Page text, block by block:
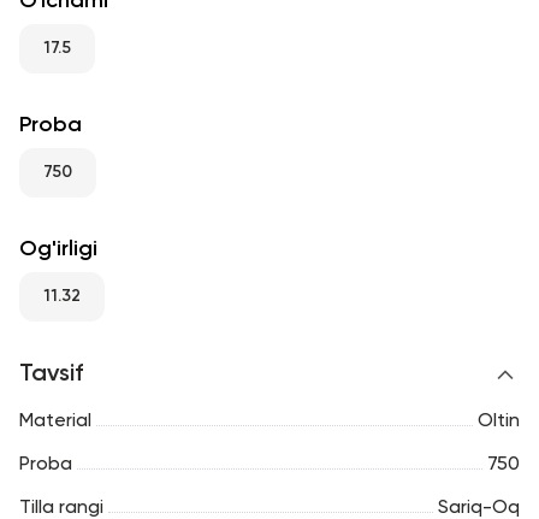
17.5
Proba
750
Og'irligi
11.32
Tavsif
Material Oltin
Proba 750
Tilla rangi Sariq-Oq